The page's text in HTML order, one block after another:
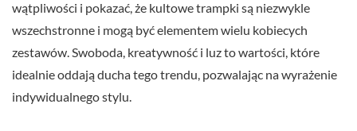
wątpliwości i pokazać, że kultowe trampki są niezwykle
wszechstronne i mogą być elementem wielu kobiecych
zestawów. Swoboda, kreatywność i luz to wartości, które
idealnie oddają ducha tego trendu, pozwalając na wyrażenie
indywidualnego stylu.